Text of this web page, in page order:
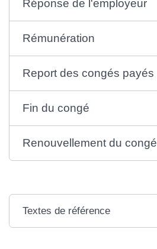
Réponse de l'employeur
Rémunération
Report des congés payés
Fin du congé
Renouvellement du congé
Textes de référence